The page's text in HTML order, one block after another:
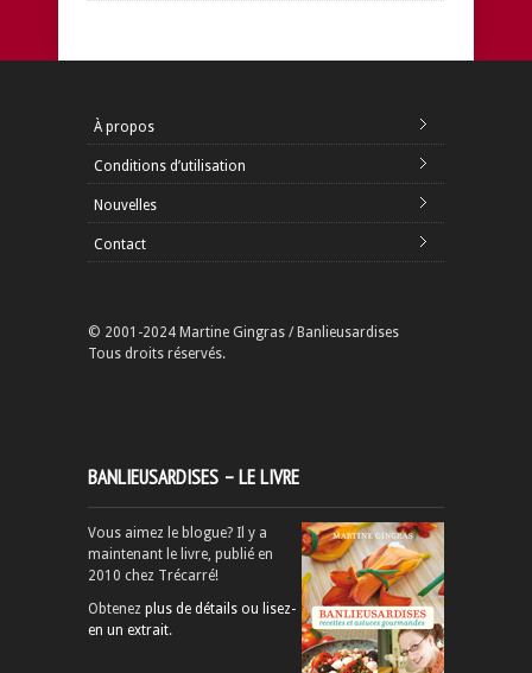
À propos
Conditions d’utilisation
Nouvelles
Contact
© 2001-2024 Martine Gingras / Banlieusardises
Tous droits réservés.
BANLIEUSARDISES – LE LIVRE
Vous aimez le blogue? Il y a
maintenant le livre, publié en
2010 chez Trécarré!
Obtenez plus de détails ou lisez-
en un extrait.